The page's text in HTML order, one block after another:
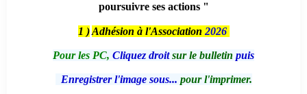
poursuivre ses actions "
1 ) Adhésion à l'Association 2026
Pour les PC, Cliquez droitsur le bulletin puis
Enregistrer l'image sous... pour l'imprimer.